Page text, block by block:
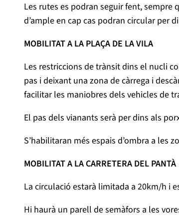
Les rutes es podran seguir fent, sempre
d’ample en cap cas podran circular per
MOBILITAT A LA PLAÇA DE LA VILA
Les restriccions de trànsit dins el nucli
pas i deixant una zona de càrrega i
facilitar les maniobres dels vehicles de
El pas dels vianants serà per dins als
S’habilitaran més espais d’ombra a les
MOBILITAT A LA CARRETERA DEL PANTÀ
La circulació estarà limitada a 20km/h i
Hi haurà un parell de semàfors a les